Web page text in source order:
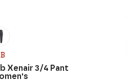
Xenair 3/4 Pant